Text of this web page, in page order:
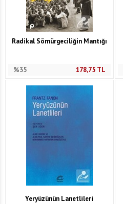
Radikal Sömürgeciliğin Mantığı
%35 178,75TL
Yeryüzünün Lanetlileri